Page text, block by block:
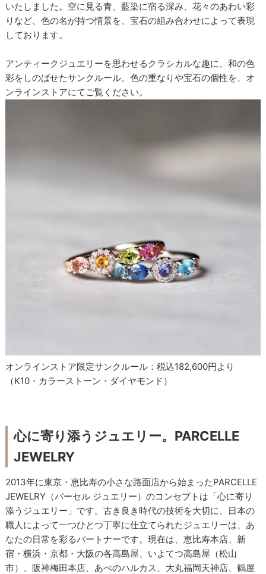
いたしました。空に見る青、藍染に宿る深み、花々のあわい彩
りなど、色の名が持つ情景を、宝石の組み合わせによって表現
しております。
アンティークジュエリーを思わせるクラシカルな趣に、和の色
彩をしのばせたサンクルール。色の重なりや宝石の個性を、オ
ンラインストアにてご覧ください。
オンラインストア限定サンクルール：税込182,600円より
（K10・カラーストーン・ダイヤモンド）
心に寄り添うジュエリー。PARCELLE
JEWELRY
2013年に東京・恵比寿の小さな路面店から始まったPARCELLE
JEWELRY（パーセル ジュエリー）のコンセプトは「心に寄り
添うジュエリー」です。古き良き時代の技術を大切に、日本の
職人によって一つひとつ丁寧に仕立てられたジュエリーは、あ
なたの日常を彩るパートナーです。現在は、恵比寿本店、新
宿・横浜・京都・大阪の各高島屋、いよてつ高島屋（松山
市）、阪神梅田本店、あべのハルカス、大丸福岡天神店、鶴屋